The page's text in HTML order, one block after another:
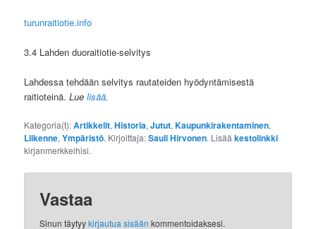
turunraitiotie.info
3.4 Lahden duoraitiotie-selvitys
Lahdessa tehdään selvitys rautateiden hyödyntämisestä
raitioteinä.Luelisää.
Kategoria(t):Artikkelit,Historia,Jutut,Kaupunkirakentaminen,
Liikenne,Ympäristö. Kirjoittaja:Sauli Hirvonen. Lisääkestolinkki
kirjanmerkkeihisi.
Vastaa
Sinun täytyykirjautua sisään kommentoidaksesi.